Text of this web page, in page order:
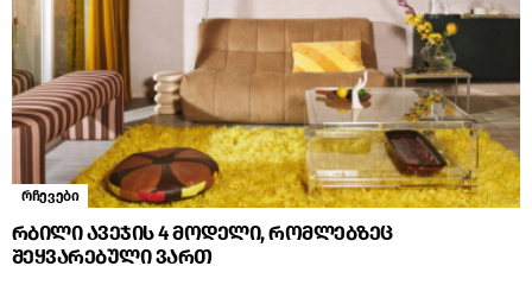
რჩევები
რბილი ავეჯის 4 მოდელი, რომლებზეც
შეყვარებული ვართ